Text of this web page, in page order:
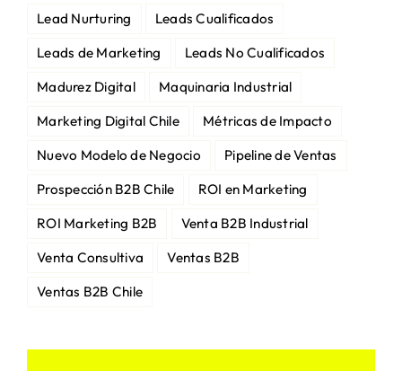
Lead Nurturing
Leads Cualificados
Leads de Marketing
Leads No Cualificados
Madurez Digital
Maquinaria Industrial
Marketing Digital Chile
Métricas de Impacto
Nuevo Modelo de Negocio
Pipeline de Ventas
Prospección B2B Chile
ROI en Marketing
ROI Marketing B2B
Venta B2B Industrial
Venta Consultiva
Ventas B2B
Ventas B2B Chile